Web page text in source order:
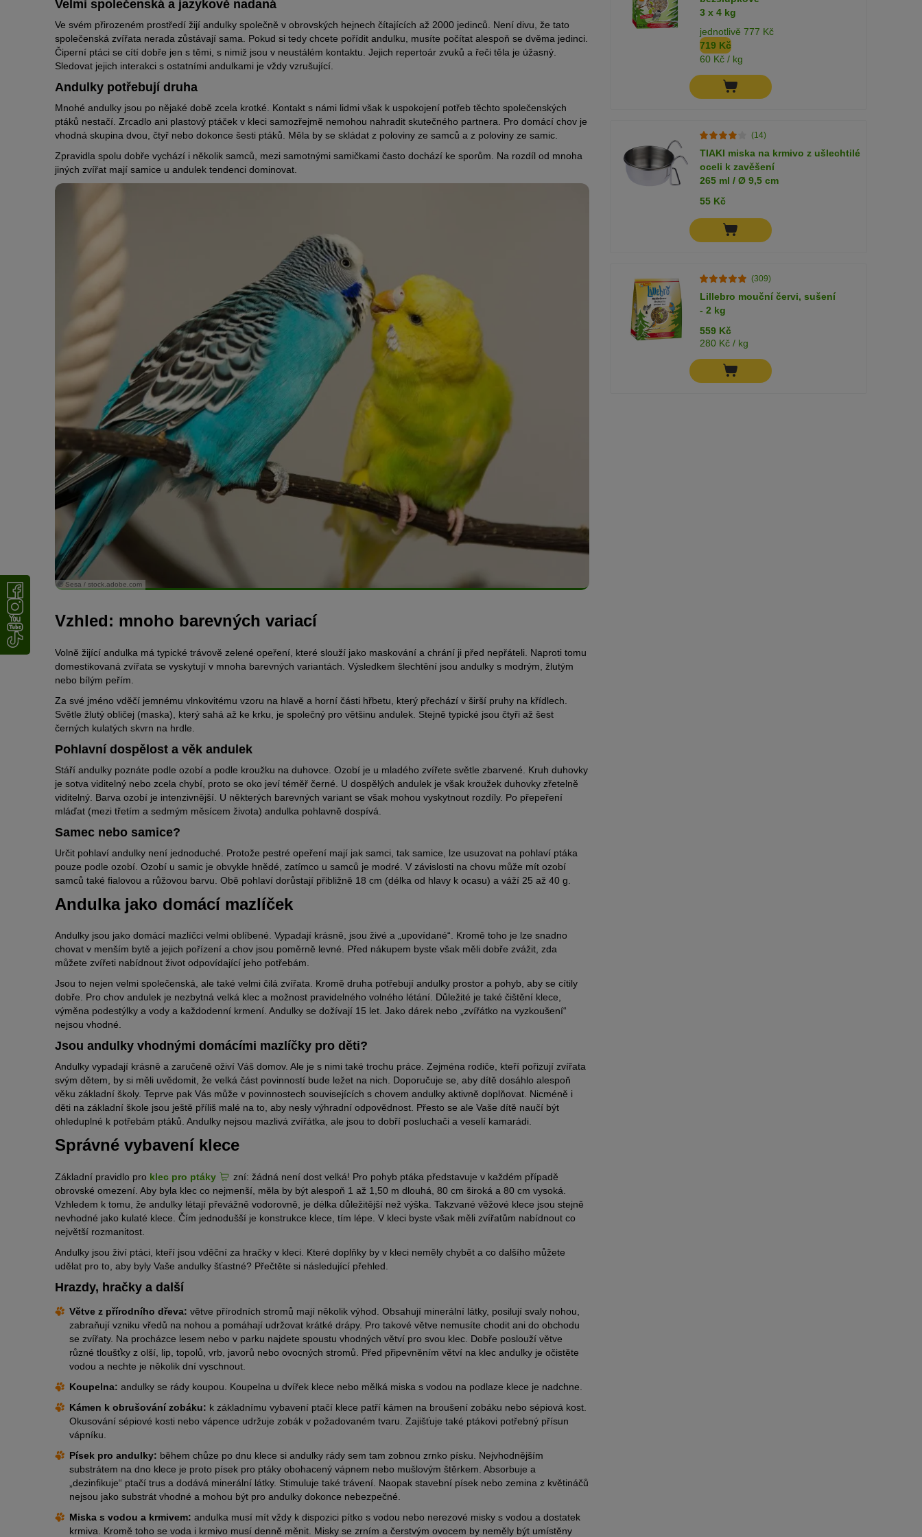
Velmi společenská a jazykově nadaná
Ve svém přirozeném prostředí žijí andulky společně v obrovských hejnech čítajících až 2000 jedinců. Není divu, že tato
společenská zvířata nerada zůstávají sama. Pokud si tedy chcete pořídit andulku, musíte počítat alespoň se dvěma jedinci.
Čiperní ptáci se cítí dobře jen s těmi, s nimiž jsou v neustálém kontaktu. Jejich repertoár zvuků a řeči těla je úžasný.
Sledovat jejich interakci s ostatními andulkami je vždy vzrušující.
Andulky potřebují druha
Mnohé andulky jsou po nějaké době zcela krotké. Kontakt s námi lidmi však k uspokojení potřeb těchto společenských
ptáků nestačí. Zrcadlo ani plastový ptáček v kleci samozřejmě nemohou nahradit skutečného partnera. Pro domácí chov je
vhodná skupina dvou, čtyř nebo dokonce šesti ptáků. Měla by se skládat z poloviny ze samců a z poloviny ze samic.
Zpravidla spolu dobře vychází i několik samců, mezi samotnými samičkami často dochází ke sporům. Na rozdíl od mnoha
jiných zvířat mají samice u andulek tendenci dominovat.
© Sesa / stock.adobe.com
Vzhled: mnoho barevných variací
Volně žijící andulka má typické trávově zelené opeření, které slouží jako maskování a chrání ji před nepřáteli. Naproti tomu
domestikovaná zvířata se vyskytují v mnoha barevných variantách. Výsledkem šlechtění jsou andulky s modrým, žlutým
nebo bílým peřím.
Za své jméno vděčí jemnému vlnkovitému vzoru na hlavě a horní části hřbetu, který přechází v širší pruhy na křídlech.
Světle žlutý obličej (maska), který sahá až ke krku, je společný pro většinu andulek. Stejně typické jsou čtyři až šest
černých kulatých skvrn na hrdle.
Pohlavní dospělost a věk andulek
Stáří andulky poznáte podle ozobí a podle kroužku na duhovce. Ozobí je u mladého zvířete světle zbarvené. Kruh duhovky
je sotva viditelný nebo zcela chybí, proto se oko jeví téměř černé. U dospělých andulek je však kroužek duhovky zřetelně
viditelný. Barva ozobí je intenzivnější. U některých barevných variant se však mohou vyskytnout rozdíly. Po přepeření
mláďat (mezi třetím a sedmým měsícem života) andulka pohlavně dospívá.
Samec nebo samice?
Určit pohlaví andulky není jednoduché. Protože pestré opeření mají jak samci, tak samice, lze usuzovat na pohlaví ptáka
pouze podle ozobí. Ozobí u samic je obvykle hnědé, zatímco u samců je modré. V závislosti na chovu může mít ozobí
samců také fialovou a růžovou barvu. Obě pohlaví dorůstají přibližně 18 cm (délka od hlavy k ocasu) a váží 25 až 40 g.
Andulka jako domácí mazlíček
Andulky jsou jako domácí mazlíčci velmi oblíbené. Vypadají krásně, jsou živé a „upovídané“. Kromě toho je lze snadno
chovat v menším bytě a jejich pořízení a chov jsou poměrně levné. Před nákupem byste však měli dobře zvážit, zda
můžete zvířeti nabídnout život odpovídající jeho potřebám.
Jsou to nejen velmi společenská, ale také velmi čilá zvířata. Kromě druha potřebují andulky prostor a pohyb, aby se cítily
dobře. Pro chov andulek je nezbytná velká klec a možnost pravidelného volného létání. Důležité je také čištění klece,
výměna podestýlky a vody a každodenní krmení. Andulky se dožívají 15 let. Jako dárek nebo „zvířátko na vyzkoušení“
nejsou vhodné.
Jsou andulky vhodnými domácími mazlíčky pro děti?
Andulky vypadají krásně a zaručeně oživí Váš domov. Ale je s nimi také trochu práce. Zejména rodiče, kteří pořizují zvířata
svým dětem, by si měli uvědomit, že velká část povinností bude ležet na nich. Doporučuje se, aby dítě dosáhlo alespoň
věku základní školy. Teprve pak Vás může v povinnostech souvisejících s chovem andulky aktivně doplňovat. Nicméně i
děti na základní škole jsou ještě příliš malé na to, aby nesly výhradní odpovědnost. Přesto se ale Vaše dítě naučí být
ohleduplné k potřebám ptáků. Andulky nejsou mazlivá zvířátka, ale jsou to dobří posluchači a veselí kamarádi.
Správné vybavení klece
Základní pravidlo pro klec pro ptáky
zní: žádná není dost velká! Pro pohyb ptáka představuje v každém případě
obrovské omezení. Aby byla klec co nejmenší, měla by být alespoň 1 až 1,50 m dlouhá, 80 cm široká a 80 cm vysoká.
Vzhledem k tomu, že andulky létají převážně vodorovně, je délka důležitější než výška. Takzvané věžové klece jsou stejně
nevhodné jako kulaté klece. Čím jednodušší je konstrukce klece, tím lépe. V kleci byste však měli zvířatům nabídnout co
největší rozmanitost.
Andulky jsou živí ptáci, kteří jsou vděční za hračky v kleci. Které doplňky by v kleci neměly chybět a co dalšího můžete
udělat pro to, aby byly Vaše andulky šťastné? Přečtěte si následující přehled.
Hrazdy, hračky a další
Větve z přírodního dřeva: větve přírodních stromů mají několik výhod. Obsahují minerální látky, posilují svaly nohou,
zabraňují vzniku vředů na nohou a pomáhají udržovat krátké drápy. Pro takové větve nemusíte chodit ani do obchodu
se zvířaty. Na procházce lesem nebo v parku najdete spoustu vhodných větví pro svou klec. Dobře poslouží větve
různé tloušťky z olší, lip, topolů, vrb, javorů nebo ovocných stromů. Před připevněním větví na klec andulky je očistěte
vodou a nechte je několik dní vyschnout.
Koupelna: andulky se rády koupou. Koupelna u dvířek klece nebo mělká miska s vodou na podlaze klece je nadchne.
Kámen k obrušování zobáku: k základnímu vybavení ptačí klece patří kámen na broušení zobáku nebo sépiová kost.
Okusování sépiové kosti nebo vápence udržuje zobák v požadovaném tvaru. Zajišťuje také ptákovi potřebný přísun
vápníku.
Písek pro andulky: během chůze po dnu klece si andulky rády sem tam zobnou zrnko písku. Nejvhodnějším
substrátem na dno klece je proto písek pro ptáky obohacený vápnem nebo mušlovým štěrkem. Absorbuje a
„dezinfikuje“ ptačí trus a dodává minerální látky. Stimuluje také trávení. Naopak stavební písek nebo zemina z květináčů
nejsou jako substrát vhodné a mohou být pro andulky dokonce nebezpečné.
Miska s vodou a krmivem: andulka musí mít vždy k dispozici pítko s vodou nebo nerezové misky s vodou a dostatek
krmiva. Kromě toho se voda i krmivo musí denně měnit. Misky se zrním a čerstvým ovocem by neměly být umístěny
3 x 4 kg
jednotlivě 777 Kč
719 Kč
60 Kč / kg
(14)
TIAKI miska na krmivo z ušlechtilé
oceli k zavěšení
265 ml / Ø 9,5 cm
55 Kč
(309)
Lillebro mouční červi, sušení
- 2 kg
559 Kč
280 Kč / kg